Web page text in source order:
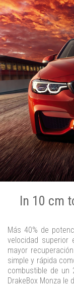
In 10 cm
Más 40% de
velocidad
mayor
simple y rápida
combustible de un
DrakeBox Monza le